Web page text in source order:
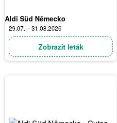
Aldi Süd Německo
29.07. – 31.08.2026
Zobrazit leták